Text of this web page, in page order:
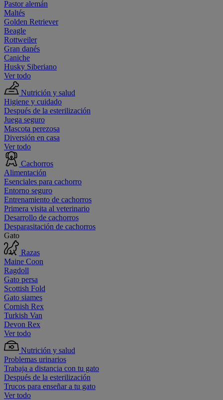
Pastor alemán
Maltés
Golden Retriever
Beagle
Rottweiler
Gran danés
Caniche
Husky Siberiano
Ver todo
Nutrición y salud
Higiene y cuidado
Después de la esterilización
Juega seguro
Mascota perezosa
Diversión en casa
Ver todo
Cachorros
Alimentación
Esenciales para cachorro
Entorno seguro
Entrenamiento de cachorros
Primera visita al veterinario
Desarrollo de cachorros
Desparasitación de cachorros
Gato
Razas
Maine Coon
Ragdoll
Gato persa
Scottish Fold
Gato siames
Cornish Rex
Turkish Van
Devon Rex
Ver todo
Nutrición y salud
Problemas urinarios
Trabaja a distancia con tu gato
Después de la esterilización
Trucos para enseñar a tu gato
Ver todo